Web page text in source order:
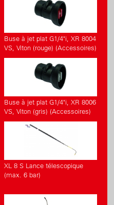
Buse à jet plat G1/4"i, XR 8004
VS, Viton (rouge) (Accessoires)
Buse à jet plat G1/4"i, XR 8006
VS, Viton (gris) (Accessoires)
XL 8 S Lance télescopique
(max. 6 bar)